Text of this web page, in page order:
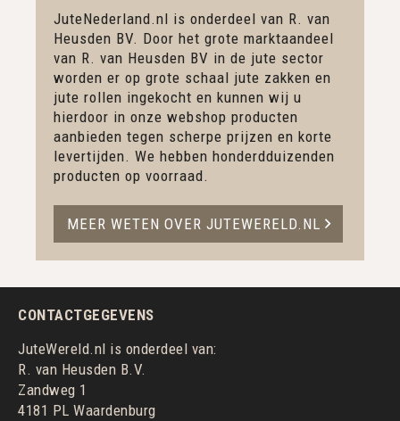
JuteNederland.nl is onderdeel van R. van
Heusden BV. Door het grote marktaandeel
van R. van Heusden BV in de jute sector
worden er op grote schaal jute zakken en
jute rollen ingekocht en kunnen wij u
hierdoor in onze webshop producten
aanbieden tegen scherpe prijzen en korte
levertijden. We hebben honderdduizenden
producten op voorraad.
MEER WETEN OVER JUTEWERELD.NL
CONTACTGEGEVENS
JuteWereld.nl is onderdeel van:
R. van Heusden B.V.
Zandweg 1
4181 PL Waardenburg